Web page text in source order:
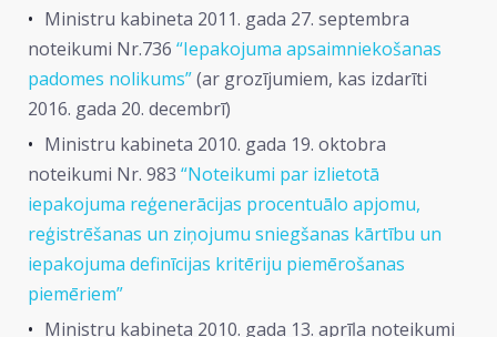
Ministru kabineta 2011. gada 27. septembra
noteikumi Nr.736 “Iepakojuma apsaimniekošanas
padomes nolikums”(ar grozījumiem, kas izdarīti
2016. gada 20. decembrī)
Ministru kabineta 2010. gada 19. oktobra
noteikumi Nr. 983 “Noteikumi par izlietotā
iepakojuma reģenerācijas procentuālo apjomu,
reģistrēšanas un ziņojumu sniegšanas kārtību un
iepakojuma definīcijas kritēriju piemērošanas
piemēriem”
Ministru kabineta 2010. gada 13. aprīļa noteikumi